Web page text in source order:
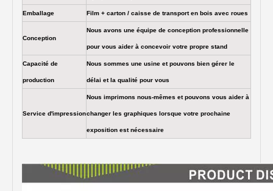
Emballage Film + carton / caisse de transport en bois avec roues
Conception
Nous avons une équipe de conception professionnelle
pour vous aider à concevoir votre propre stand
Capacité de
production
Nous sommes une usine et pouvons bien gérer le
délai et la qualité pour vous
Service d'impression
Nous imprimons nous-mêmes et pouvons vous aider à
changer les graphiques lorsque votre prochaine
exposition est nécessaire